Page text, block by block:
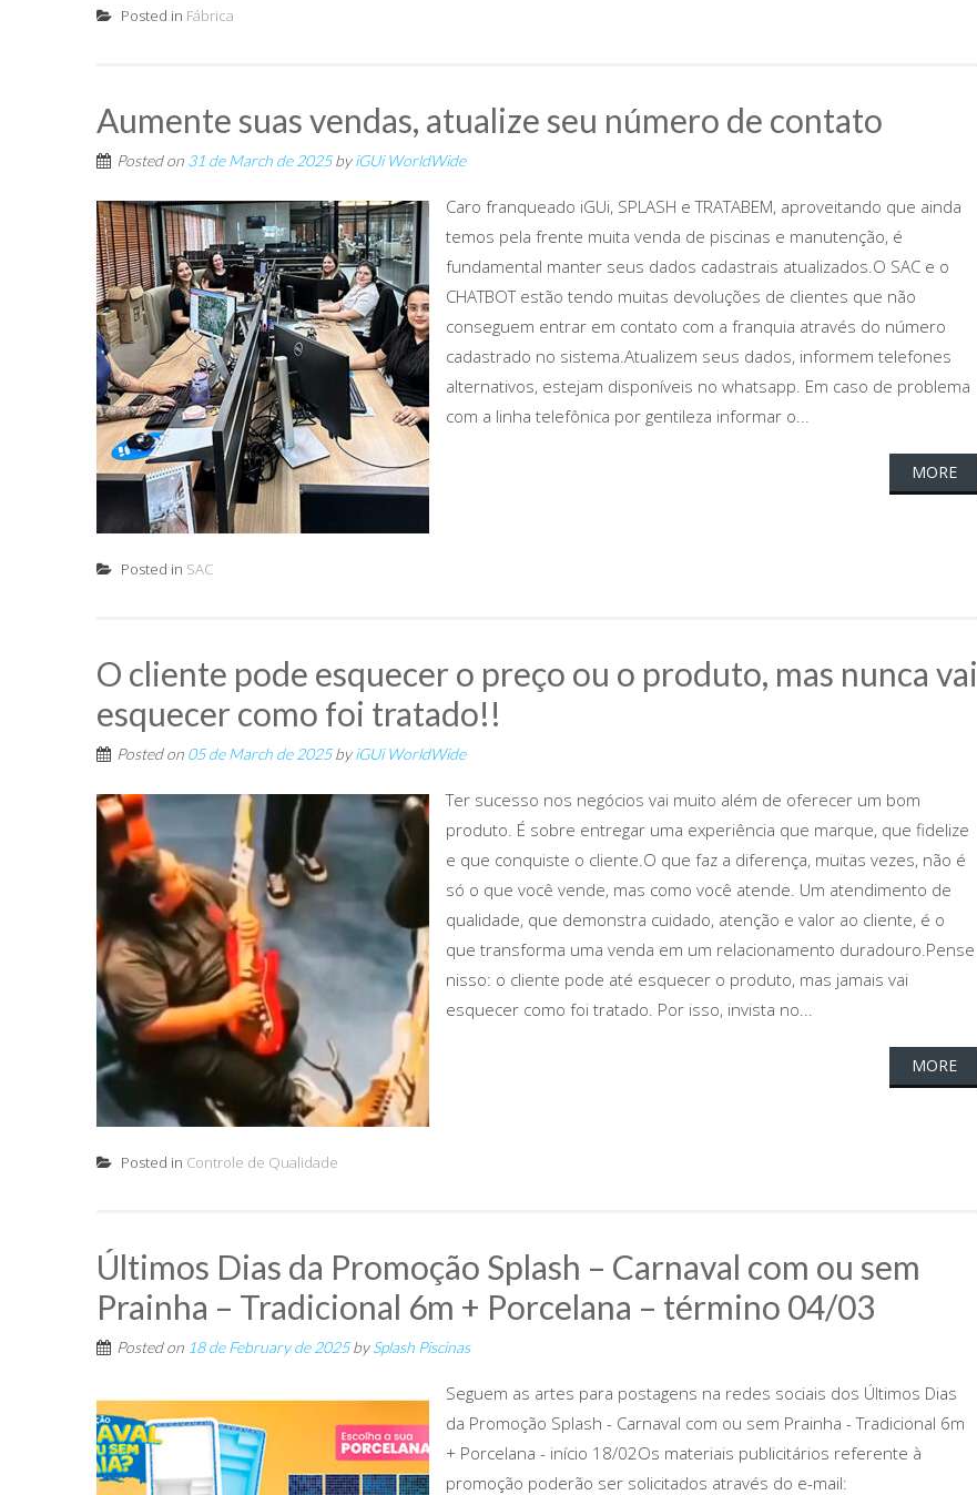
Posted in Fábrica
Aumente suas vendas, atualize seu número de contato
Posted on 31 de March de 2025byiGUi WorldWide
Caro franqueado iGUi, SPLASH e TRATABEM, aproveitando que ainda
temos pela frente muita venda de piscinas e manutenção, é
fundamental manter seus dados cadastrais atualizados.O SAC e o
CHATBOT estão tendo muitas devoluções de clientes que não
conseguem entrar em contato com a franquia através do número
cadastrado no sistema.Atualizem seus dados, informem telefones
alternativos, estejam disponíveis no whatsapp. Em caso de problema
com a linha telefônica por gentileza informar o...
MORE
Posted in SAC
O cliente pode esquecer o preço ou o produto, mas nunca vai
esquecer como foi tratado!!
Posted on 05 de March de 2025byiGUi WorldWide
Ter sucesso nos negócios vai muito além de oferecer um bom
produto. É sobre entregar uma experiência que marque, que fidelize
e que conquiste o cliente.O que faz a diferença, muitas vezes, não é
só o que você vende, mas como você atende. Um atendimento de
qualidade, que demonstra cuidado, atenção e valor ao cliente, é o
que transforma uma venda em um relacionamento duradouro.Pense
nisso: o cliente pode até esquecer o produto, mas jamais vai
esquecer como foi tratado. Por isso, invista no...
MORE
Posted in Controle de Qualidade
Últimos Dias da Promoção Splash – Carnaval com ou sem
Prainha – Tradicional 6m + Porcelana – término 04/03
Posted on 18 de February de 2025bySplash Piscinas
Seguem as artes para postagens na redes sociais dos Últimos Dias
da Promoção Splash - Carnaval com ou sem Prainha - Tradicional 6m
+ Porcelana - início 18/02Os materiais publicitários referente à
promoção poderão ser solicitados através do e-mail: